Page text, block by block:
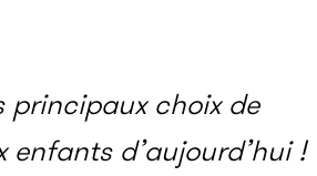
principaux choix de
d’aujourd’hui !